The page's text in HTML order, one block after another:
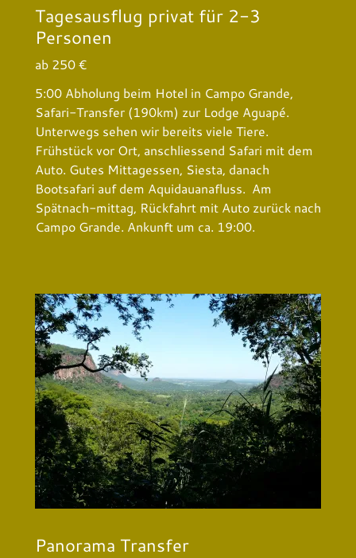
Tagesausflug privat für 2-3
Personen
ab 250 €
5:00 Abholung beim Hotel in Campo Grande,
Safari-Transfer (190km) zur Lodge Aguapé.
Unterwegs sehen wir bereits viele Tiere.
Frühstück vor Ort, anschliessend Safari mit dem
Auto. Gutes Mittagessen, Siesta, danach
Bootsafari auf dem Aquidauanafluss. Am
Spätnach-mittag, Rückfahrt mit Auto zurück nach
Campo Grande. Ankunft um ca. 19:00.
Panorama Transfer